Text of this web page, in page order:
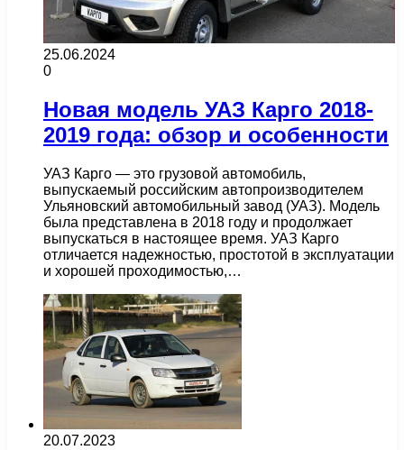
25.06.2024
0
Новая модель УАЗ Карго 2018-
2019 года: обзор и особенности
УАЗ Карго — это грузовой автомобиль,
выпускаемый российским автопроизводителем
Ульяновский автомобильный завод (УАЗ). Модель
была представлена в 2018 году и продолжает
выпускаться в настоящее время. УАЗ Карго
отличается надежностью, простотой в эксплуатации
и хорошей проходимостью,…
20.07.2023